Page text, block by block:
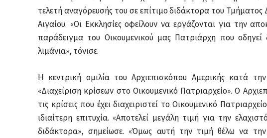
τελετή αναγόρευσής του σε επίτιμο διδάκτορα του Τμήματος
Αιγαίου. «Οι Εκκλησίες οφείλουν να εργάζονται για την
παράδειγμα του Οικουμενικού μας Πατριάρχη που
λιμάνια», τόνισε.
Η κεντρική ομιλία του Αρχιεπισκόπου Αμερικής κατά
«Διαχείριση κρίσεων στο Οικουμενικό Πατριαρχείο». Ο
τις κρίσεις που έχει διαχειριστεί το Οικουμενικό
ιδιαίτερη επιτυχία. «Αποτελεί μεγάλη τιμή για την
διδάκτορα», σημείωσε. «Όμως αυτή την τιμή θέλω να